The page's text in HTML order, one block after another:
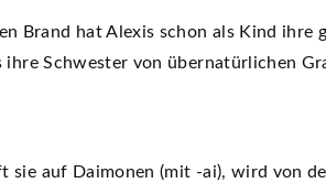
Brand hat Alexis schon als Kind ihre
ihre Schwester von übernatürlichen
sie auf Daimonen (mit -ai), wird von